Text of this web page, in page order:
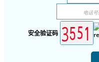
安全验证码